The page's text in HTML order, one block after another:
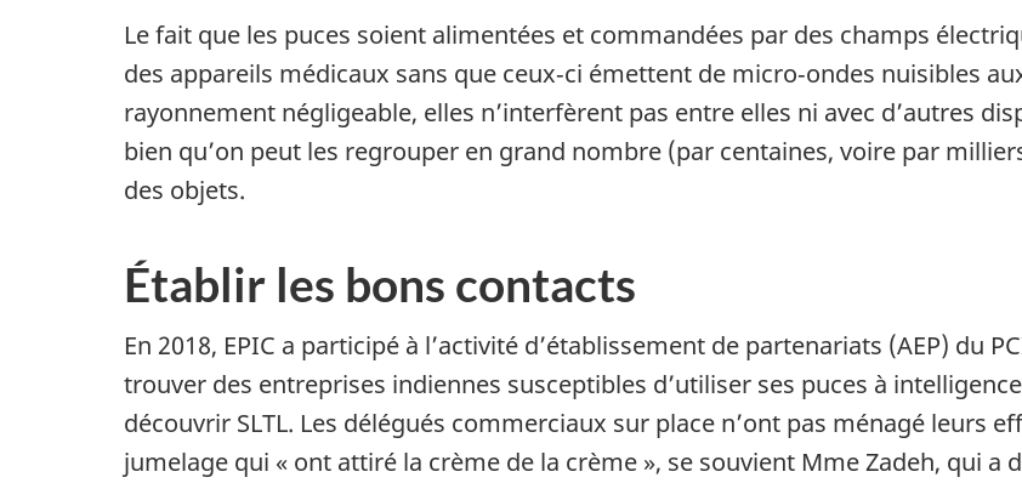
Le fait que les puces soient alimentées et commandées par des champs
des appareils médicaux sans que ceux‑ci émettent de micro‑ondes nuisibles
rayonnement négligeable, elles n’interfèrent pas entre elles ni avec d’autres
bien qu’on peut les regrouper en grand nombre (par centaines, voire par
des objets.
Établir les bons contacts
En 2018, EPIC a participé à l’activité d’établissement de partenariats (AEP) du
trouver des entreprises indiennes susceptibles d’utiliser ses puces à
découvrir SLTL. Les délégués commerciaux sur place n’ont pas ménagé leurs
jumelage qui « ont attiré la crème de la crème », se souvient Mme Zadeh, qui a